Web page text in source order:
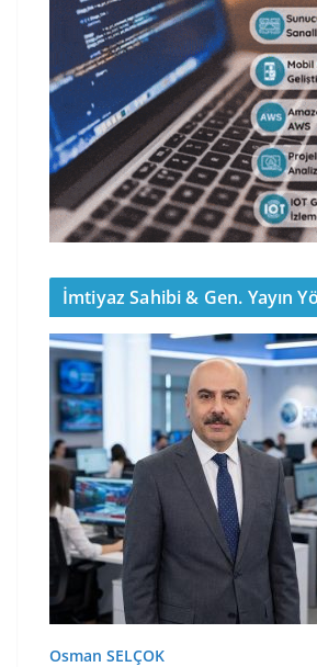
İmtiyaz Sahibi & Gen. Yayın
Osman SELÇOK